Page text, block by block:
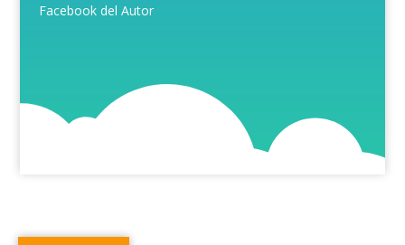
Facebook del Autor